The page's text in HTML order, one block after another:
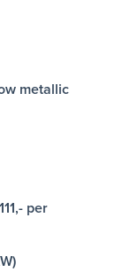
metallic
per